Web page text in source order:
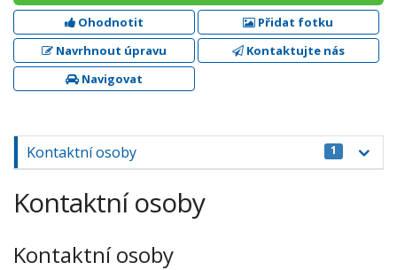
Ohodnotit
Přidat fotku
Navrhnout úpravu
Kontaktujte nás
Navigovat
Kontaktní osoby 1
Kontaktní osoby
Kontaktní osoby